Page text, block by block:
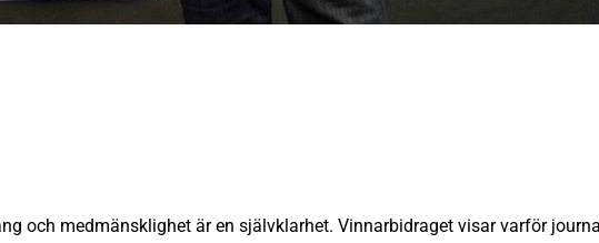
och medmänsklighet är en självklarhet. Vinnarbidraget visar varför